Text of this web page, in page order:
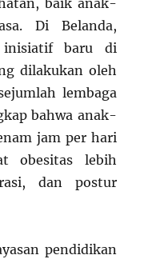
baik anak-
Di Belanda,
inisiatif baru di
dilakukan oleh
lembaga
bahwa anak-
jam per hari
obesitas lebih
dan postur
pendidikan